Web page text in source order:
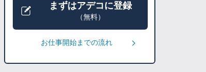
まずはアデコに登録
（無料）
お仕事開始までの流れ